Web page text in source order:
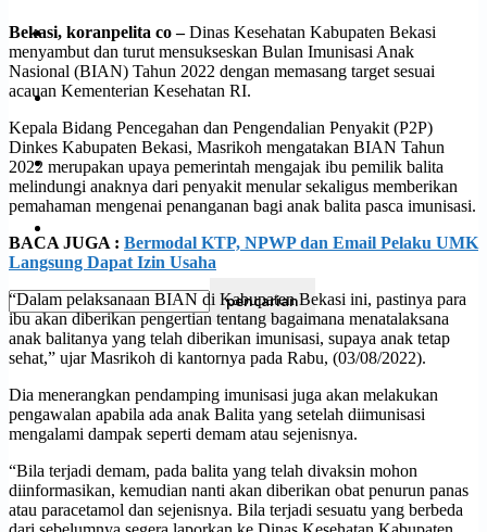
Jabodetabek
Kesehatan
Olahraga
Bekasi, koranpelita co –Dinas Kesehatan Kabupaten Bekasi
menyambut dan turut mensukseskan Bulan Imunisasi Anak
Nasional (BIAN) Tahun 2022 dengan memasang target sesuai
acauan Kementerian Kesehatan RI.
Kepala Bidang Pencegahan dan Pengendalian Penyakit (P2P)
Dinkes Kabupaten Bekasi, Masrikoh mengatakan BIAN Tahun
2022 merupakan upaya pemerintah mengajak ibu pemilik balita
melindungi anaknya dari penyakit menular sekaligus memberikan
pemahaman mengenai penanganan bagi anak balita pasca imunisasi.
BACA JUGA : Bermodal KTP, NPWP dan Email Pelaku UMK
Langsung Dapat Izin Usaha
“Dalam pelaksanaan BIAN di Kabupaten Bekasi ini, pastinya para
ibu akan diberikan pengertian tentang bagaimana menatalaksana
anak balitanya yang telah diberikan imunisasi, supaya anak tetap
sehat,” ujar Masrikoh di kantornya pada Rabu, (03/08/2022).
Dia menerangkan pendamping imunisasi juga akan melakukan
pengawalan apabila ada anak Balita yang setelah diimunisasi
mengalami dampak seperti demam atau sejenisnya.
“Bila terjadi demam, pada balita yang telah divaksin mohon
diinformasikan, kemudian nanti akan diberikan obat penurun panas
atau paracetamol dan sejenisnya. Bila terjadi sesuatu yang berbeda